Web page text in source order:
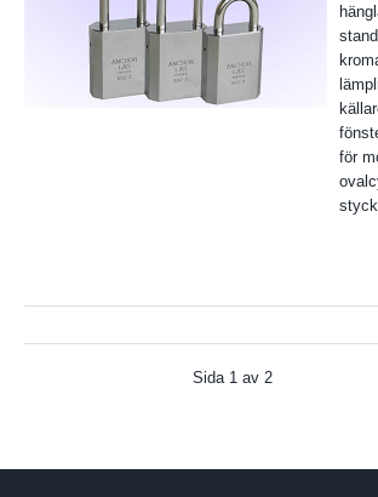
för
Sida 1 av 2